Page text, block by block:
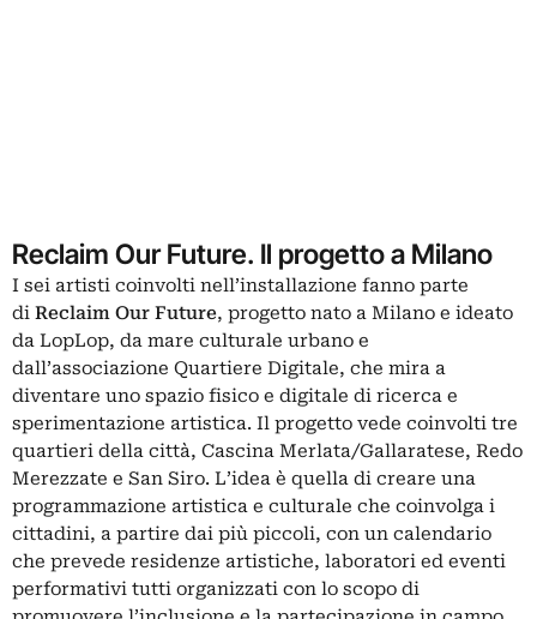
Reclaim Our Future. Il progetto a Milano
I sei artisti coinvolti nell’installazione fanno parte
di Reclaim Our Future, progetto nato a Milano e ideato
da LopLop, da mare culturale urbano e
dall’associazione Quartiere Digitale, che mira a
diventare uno spazio fisico e digitale di ricerca e
sperimentazione artistica. Il progetto vede coinvolti tre
quartieri della città, Cascina Merlata/Gallaratese, Redo
Merezzate e San Siro. L’idea è quella di creare una
programmazione artistica e culturale che coinvolga i
cittadini, a partire dai più piccoli, con un calendario
che prevede residenze artistiche, laboratori ed eventi
performativi tutti organizzati con lo scopo di